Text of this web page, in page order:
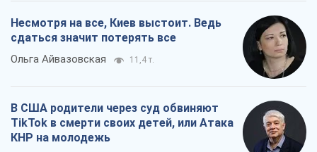
Несмотря на все, Киев выстоит. Ведь
сдаться значит потерять все
Ольга Айвазовская 11,4 т.
В США родители через суд обвиняют
TikTok в смерти своих детей, или Атака
КНР на молодежь